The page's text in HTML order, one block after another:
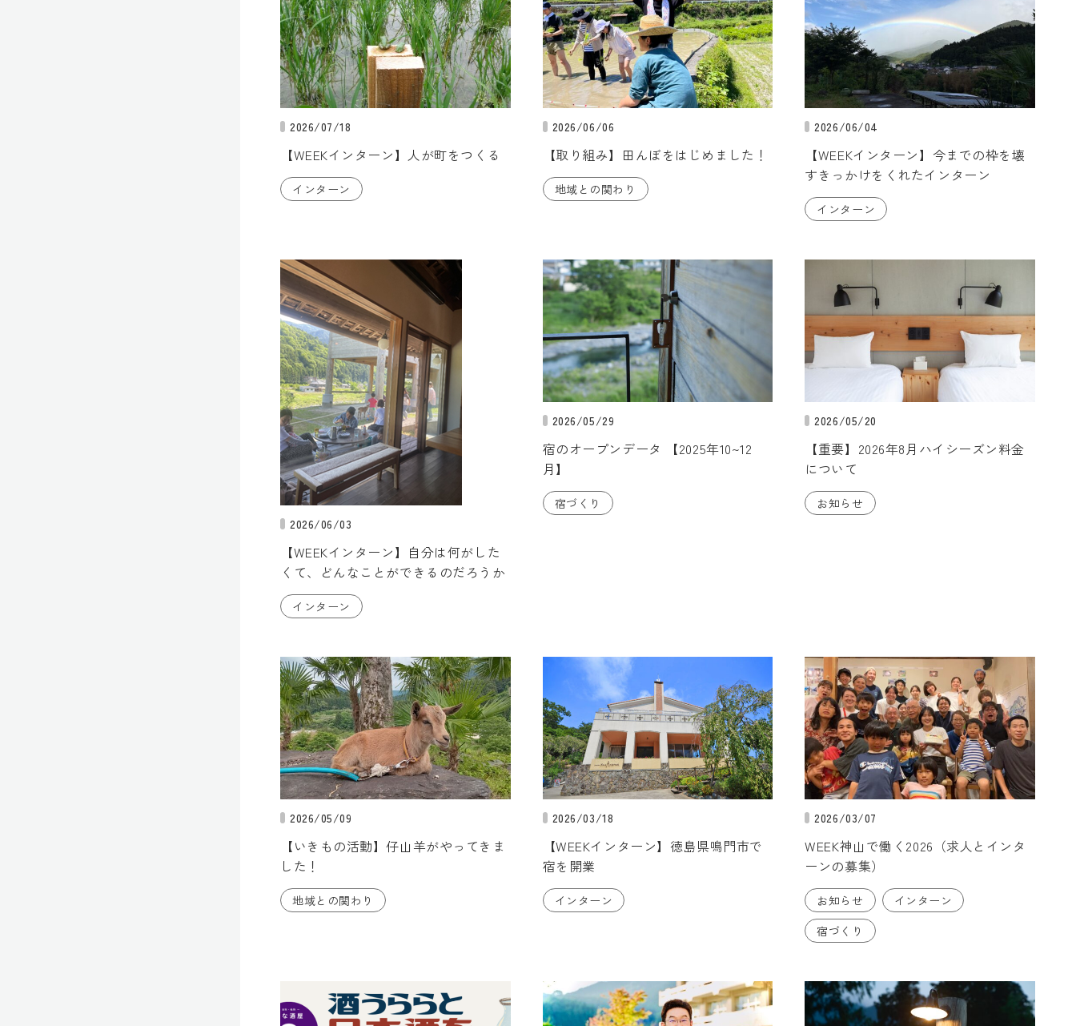
【WEEKインターン】人が町をつくる
2026/07/18
インターン
【取り組み】田んぼをはじめました！
2026/06/06
地域との関わり
【WEEKインターン】今までの枠を壊
すきっかけをくれたインターン
2026/06/04
インターン
【WEEKインターン】自分は何がした
くて、どんなことができるのだろうか
2026/06/03
インターン
宿のオープンデータ 【2025年10~12
月】
2026/05/29
宿づくり
【重要】2026年8月ハイシーズン料金
について
2026/05/20
お知らせ
【いきもの活動】仔山羊がやってきま
した！
2026/05/09
地域との関わり
【WEEKインターン】徳島県鳴門市で
宿を開業
2026/03/18
インターン
WEEK神山で働く2026（求人とインタ
ーンの募集）
2026/03/07
お知らせ
インターン
宿づくり